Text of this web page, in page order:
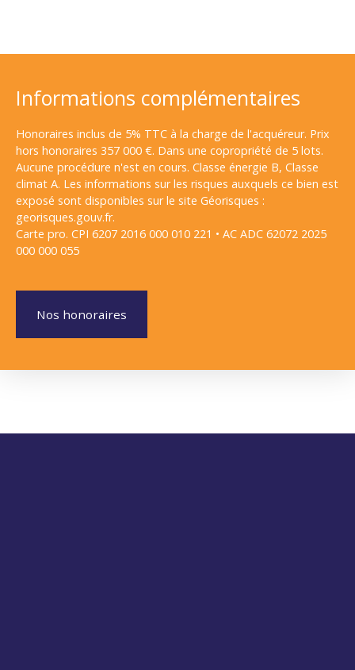
Informations complémentaires
Honoraires inclus de 5% TTC à la charge de l'acquéreur. Prix
hors honoraires 357 000 €. Dans une copropriété de 5 lots.
Aucune procédure n'est en cours. Classe énergie B, Classe
climat A. Les informations sur les risques auxquels ce bien est
exposé sont disponibles sur le site Géorisques :
georisques.gouv.fr.
Carte pro. CPI 6207 2016 000 010 221 • AC ADC 62072 2025
000 000 055
Nos honoraires